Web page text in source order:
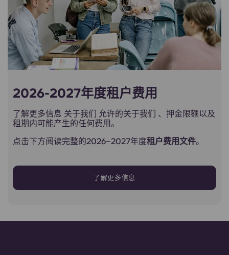
2026-2027年度租户费用
了解更多信息 关于我们 允许的关于我们 、押金限额以及
租期内可能产生的任何费用。
点击下方阅读完整的2026–2027年度租户费用文件。
了解更多信息